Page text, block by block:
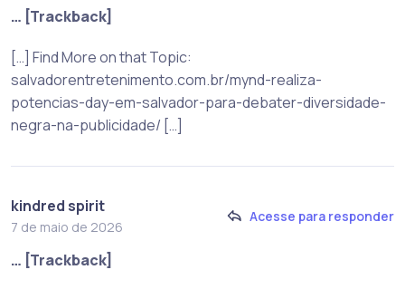
… [Trackback]
[…] Find More on that Topic:
salvadorentretenimento.com.br/mynd-realiza-
potencias-day-em-salvador-para-debater-diversidade-
negra-na-publicidade/ […]
kindred spirit
7 de maio de 2026
Acesse para responder
… [Trackback]